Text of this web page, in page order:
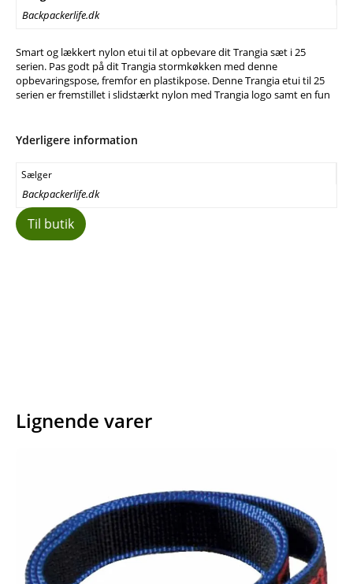
Backpackerlife.dk
Smart og lækkert nylon etui til at opbevare dit Trangia sæt i 25
serien. Pas godt på dit Trangia stormkøkken med denne
opbevaringspose, fremfor en plastikpose. Denne Trangia etui til 25
serien er fremstillet i slidstærkt nylon med Trangia logo samt en fun
Yderligere information
Sælger
Backpackerlife.dk
Til butik
Lignende varer